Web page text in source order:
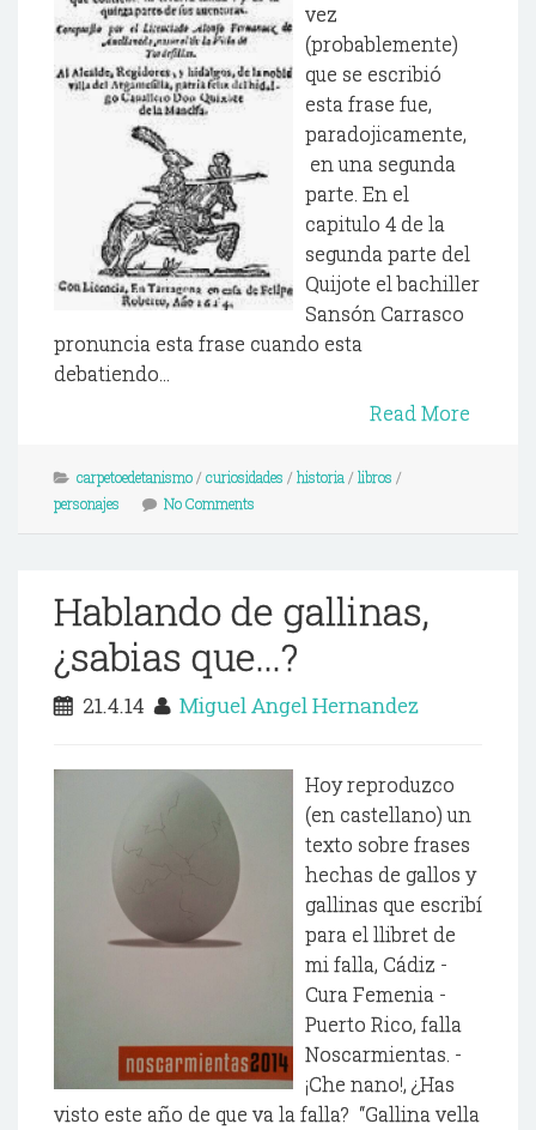
vez
(probablemente)
que se escribió
esta frase fue,
paradojicamente,
en una segunda
parte. En el
capitulo 4 de la
segunda parte del
Quijote el bachiller
Sansón Carrasco
pronuncia esta frase cuando esta
debatiendo...
Read More
carpetoedetanismo/ curiosidades / historia / libros /
personajes
No Comments
Hablando de gallinas,
¿sabias que...?
21.4.14 Miguel Angel Hernandez
Hoy reproduzco
(en castellano) un
texto sobre frases
hechas de gallos y
gallinas que escribí
para el llibret de
mi falla, Cádiz -
Cura Femenia -
Puerto Rico, falla
Noscarmientas. -
¡Che nano!, ¿Has
visto este año de que va la falla? “Gallina vella